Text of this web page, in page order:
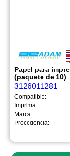
Papel para
(paquete de 10)
3126011281
Compatible:
Imprima:
Marca:
Procedencia: